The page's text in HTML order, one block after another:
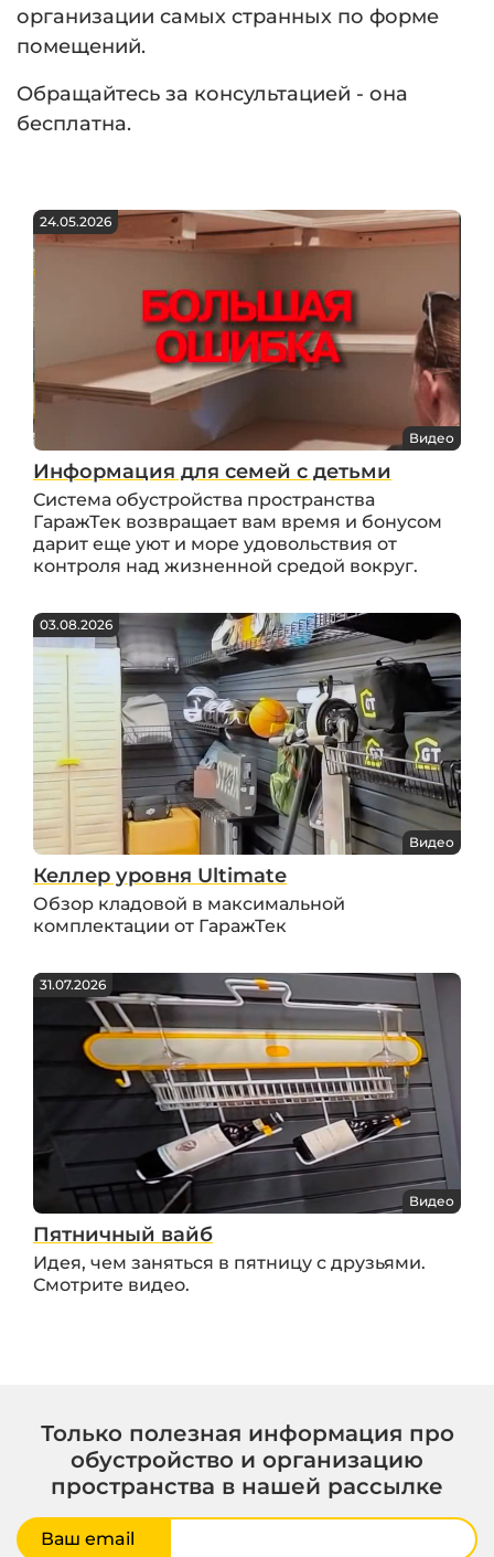
организации самых странных по форме
помещений.
Обращайтесь за консультацией - она
бесплатна.
24.05.2026
Видео
Информация для семей с детьми
Система обустройства пространства
ГаражТек возвращает вам время и бонусом
дарит еще уют и море удовольствия от
контроля над жизненной средой вокруг.
03.08.2026
Видео
Келлер уровня Ultimate
Обзор кладовой в максимальной
комплектации от ГаражТек
31.07.2026
Видео
Пятничный вайб
Идея, чем заняться в пятницу с друзьями.
Смотрите видео.
Только полезная информация про
обустройство и организацию
пространства в нашей рассылке
Ваш email